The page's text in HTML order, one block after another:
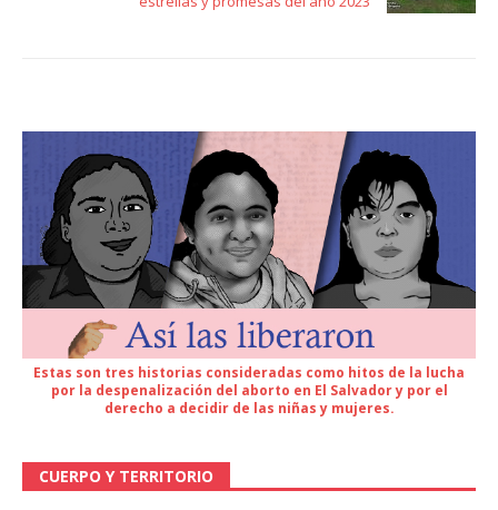
Estas son tres historias consideradas como hitos de la lucha
por la despenalización del aborto en El Salvador y por el
derecho a decidir de las niñas y mujeres.
CUERPO Y TERRITORIO